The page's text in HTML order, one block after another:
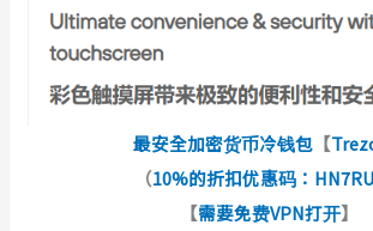
最安全加密货币冷钱包 【
（10%的折扣优惠码：
【需要免费VPN打开】